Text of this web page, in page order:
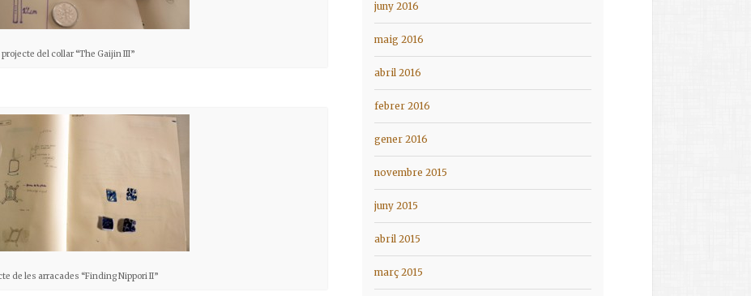
projecte del collar “The Gaijin III”
de les arracades “Finding Nippori II”
juny 2016
maig 2016
abril 2016
febrer 2016
gener 2016
novembre 2015
juny 2015
abril 2015
març 2015